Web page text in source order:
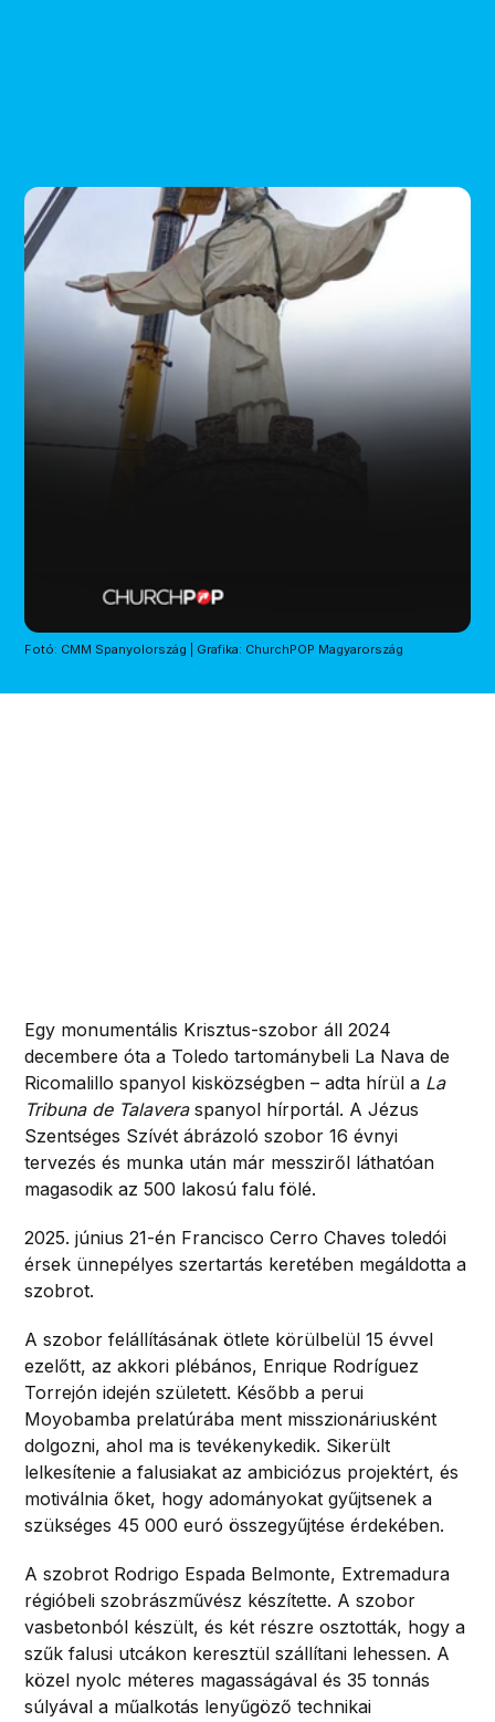
Fotó: CMM Spanyolország | Grafika: ChurchPOP Magyarország
Egy monumentális Krisztus-szobor áll 2024
decembere óta a Toledo tartománybeli La Nava de
Ricomalillo spanyol kisközségben – adta hírül a La
Tribuna de Talaveraspanyol hírportál. A Jézus
Szentséges Szívét ábrázoló szobor 16 évnyi
tervezés és munka után már messziről láthatóan
magasodik az 500 lakosú falu fölé.
2025. június 21-én Francisco Cerro Chaves toledói
érsek ünnepélyes szertartás keretében megáldotta a
szobrot.
A szobor felállításának ötlete körülbelül 15 évvel
ezelőtt, az akkori plébános, Enrique Rodríguez
Torrejón idején született. Később a perui
Moyobamba prelatúrába ment misszionáriusként
dolgozni, ahol ma is tevékenykedik. Sikerült
lelkesítenie a falusiakat az ambiciózus projektért, és
motiválnia őket, hogy adományokat gyűjtsenek a
szükséges 45 000 euró összegyűjtése érdekében.
A szobrot Rodrigo Espada Belmonte, Extremadura
régióbeli szobrászművész készítette. A szobor
vasbetonból készült, és két részre osztották, hogy a
szűk falusi utcákon keresztül szállítani lehessen. A
közel nyolc méteres magasságával és 35 tonnás
súlyával a műalkotás lenyűgöző technikai